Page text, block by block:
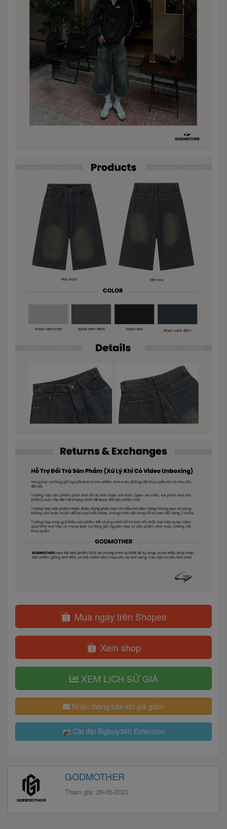
Mua ngay trên Shopee
Xem shop
XEM LỊCH SỬ GIÁ
Nhận thông báo khi giá giảm
Cài đặt Bigbuy360 Extension
GODMOTHER
Tham gia: 26-05-2023